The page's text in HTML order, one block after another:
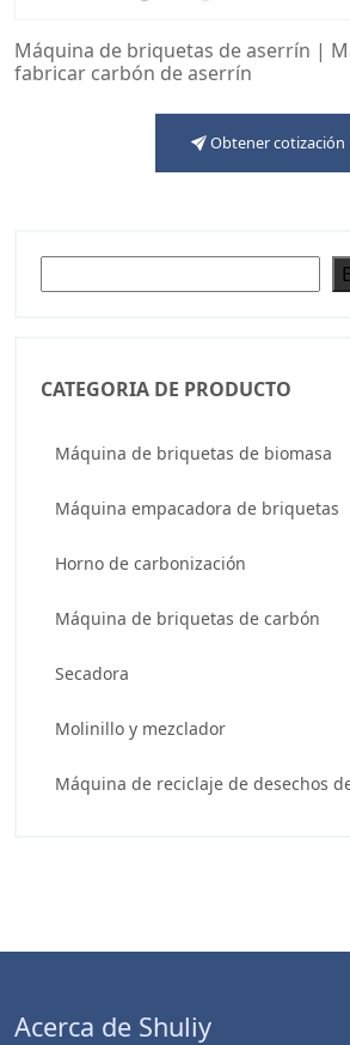
CATEGORIA DE PRODUCTO
Máquina de briquetas de biomasa
Máquina empacadora de briquetas
Horno de carbonización
Máquina de briquetas de carbón
Secadora
Molinillo y mezclador
Máquina de reciclaje de desechos
Máquina de briquetas de aserrín |
fabricar carbón de aserrín
Obtener cotización
Acerca de Shuliy